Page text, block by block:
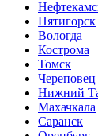
Пятигорск
Вологда
Кострома
Томск
Череповец
Нижний
Махачкала
Саранск